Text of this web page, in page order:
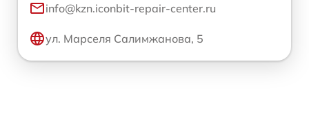
info@kzn.iconbit-repair-center.ru
ул. Марселя Салимжанова, 5